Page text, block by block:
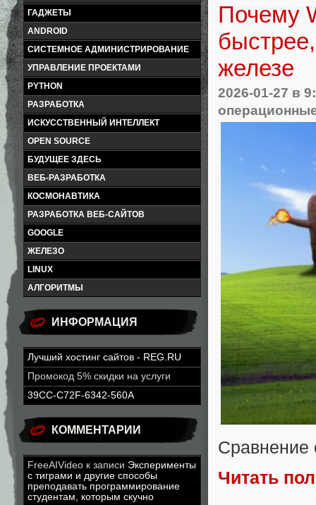
ГАДЖЕТЫ
ANDROID
СИСТЕМНОЕ АДМИНИСТРИРОВАНИЕ
УПРАВЛЕНИЕ ПРОЕКТАМИ
PYTHON
РАЗРАБОТКА
ИСКУССТВЕННЫЙ ИНТЕЛЛЕКТ
OPEN SOURCE
БУДУЩЕЕ ЗДЕСЬ
ВЕБ-РАЗРАБОТКА
КОСМОНАВТИКА
РАЗРАБОТКА ВЕБ-САЙТОВ
GOOGLE
ЖЕЛЕЗО
LINUX
АЛГОРИТМЫ
ИНФОРМАЦИЯ
Лучший хостинг сайтов - REG.RU
Промокод 5% скидки на услуги
39CC-C72F-6342-560A
КОММЕНТАРИИ
FreeAIVideo к записи Эксперименты
с тиграми и другие способы
преподавать программирование
студентам, которым скучно
Почему
железе
2026-01-27 в
Сравнение
Читать